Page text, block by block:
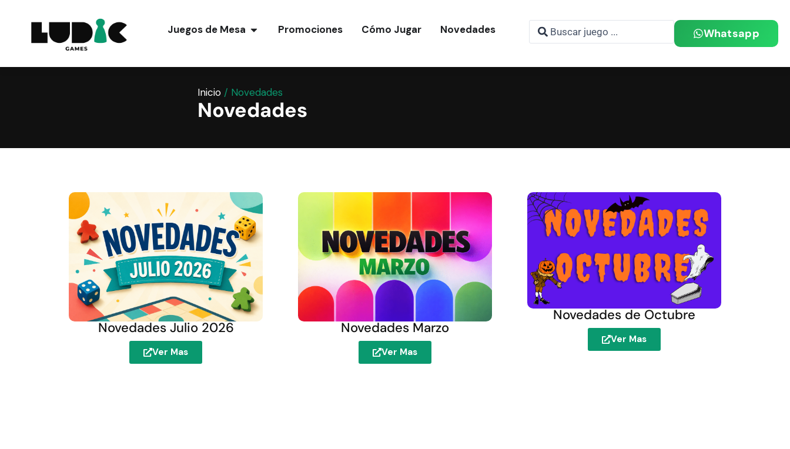
Juegos de Mesa Promociones Cómo Jugar Novedades Whatsapp
Inicio / Novedades
Novedades
Novedades Julio 2026
Ver Mas
Novedades Marzo
Ver Mas
Novedades de Octubre
Ver Mas